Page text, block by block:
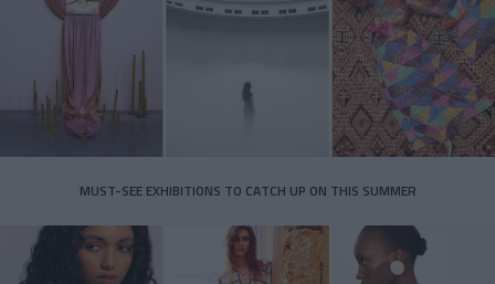
MUST-SEE EXHIBITIONS TO CATCH UP ON THIS SUMMER